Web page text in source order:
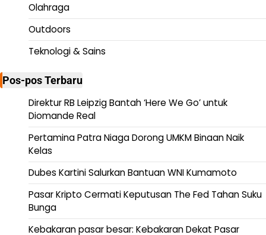
Olahraga
Outdoors
Teknologi & Sains
Pos-pos Terbaru
Direktur RB Leipzig Bantah ‘Here We Go’ untuk
Diomande Real
Pertamina Patra Niaga Dorong UMKM Binaan Naik
Kelas
Dubes Kartini Salurkan Bantuan WNI Kumamoto
Pasar Kripto Cermati Keputusan The Fed Tahan Suku
Bunga
Kebakaran pasar besar: Kebakaran Dekat Pasar